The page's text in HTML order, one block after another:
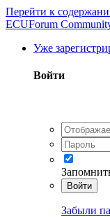
Перейти к
ECUForum
Уже
Войти
Войти
Забыли